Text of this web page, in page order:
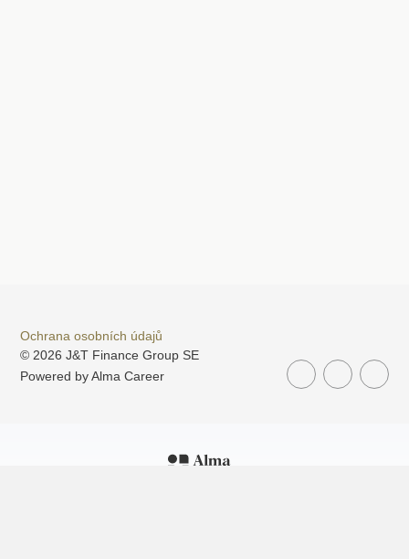
© 2026 J&T Finance Group SE
Powered byAlma Career
Ochrana osobních údajů